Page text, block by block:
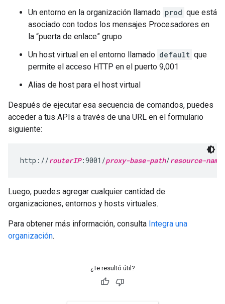
Un entorno en la organización llamado prod que está
asociado con todos los mensajes Procesadores en
la “puerta de enlace” grupo
Un host virtual en el entorno llamado default que
permite el acceso HTTP en el puerto 9,001
Alias de host para el host virtual
Después de ejecutar esa secuencia de comandos, puedes
acceder a tus APIs a través de una URL en el formulario
siguiente:
http://routerIP:9001/proxy-base-path/resource-name
Luego, puedes agregar cualquier cantidad de
organizaciones, entornos y hosts virtuales.
Para obtener más información, consulta Integra una
organización.
¿Te resultó útil?